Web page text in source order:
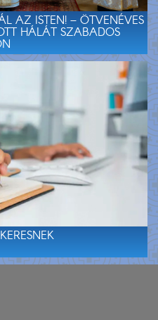
AZ ISTEN! – ÖTVENÉVES
HÁLÁT SZABADOS